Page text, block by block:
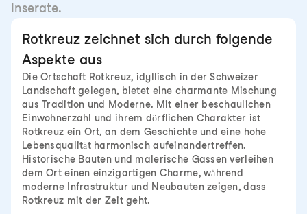
Inserate.
Rotkreuz zeichnet sich durch folgende
Aspekte aus
Die Ortschaft Rotkreuz, idyllisch in der Schweizer
Landschaft gelegen, bietet eine charmante Mischung
aus Tradition und Moderne. Mit einer beschaulichen
Einwohnerzahl und ihrem dörflichen Charakter ist
Rotkreuz ein Ort, an dem Geschichte und eine hohe
Lebensqualität harmonisch aufeinandertreffen.
Historische Bauten und malerische Gassen verleihen
dem Ort einen einzigartigen Charme, während
moderne Infrastruktur und Neubauten zeigen, dass
Rotkreuz mit der Zeit geht.